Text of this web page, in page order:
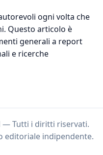
ogni volta che
Questo articolo è
generali a report
e ricerche
— Tutti i diritti riservati.
editoriale indipendente.